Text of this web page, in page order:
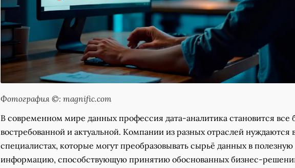
Фотография ©: magnific.com
В современном мире данных профессия дата-аналитика становится все
востребованной и актуальной. Компании из разных отраслей нуждаются
специалистах, которые могут преобразовывать сырьё данных в полезную
информацию, способствующую принятию обоснованных бизнес-